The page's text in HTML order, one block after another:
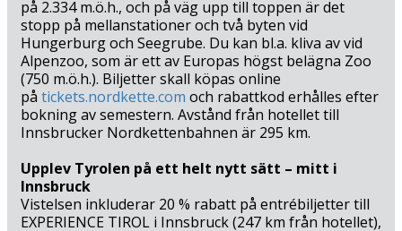
på 2.334 m.ö.h., och på väg upp till toppen är det
stopp på mellanstationer och två byten vid
Hungerburg och Seegrube. Du kan bl.a. kliva av vid
Alpenzoo, som är ett av Europas högst belägna Zoo
(750 m.ö.h.). Biljetter skall köpas online
på tickets.nordkette.com och rabattkod erhålles efter
bokning av semestern. Avstånd från hotellet till
Innsbrucker Nordkettenbahnen är 295 km.
Upplev Tyrolen på ett helt nytt sätt – mitt i
Innsbruck
Vistelsen inkluderar 20 % rabatt på entrébiljetter till
EXPERIENCE TIROL i Innsbruck (247 km från hotellet),